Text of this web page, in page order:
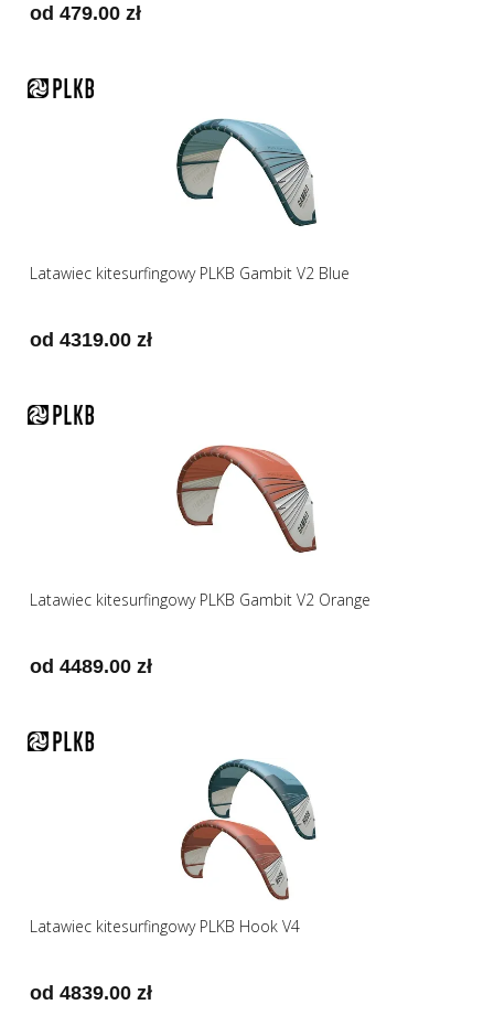
od 479.00 zł
Latawiec kitesurfingowy PLKB Gambit V2 Blue
od 4319.00 zł
Latawiec kitesurfingowy PLKB Gambit V2 Orange
od 4489.00 zł
Latawiec kitesurfingowy PLKB Hook V4
od 4839.00 zł